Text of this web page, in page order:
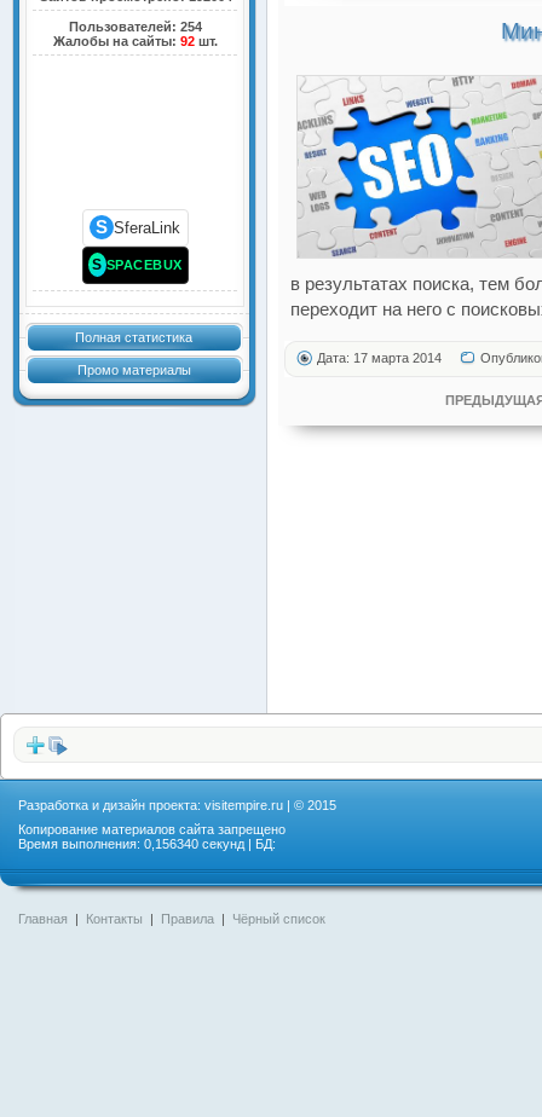
Пользователей: 254
Жалобы на сайты: 92шт.
S SferaLink
S SPACEBUX
Полная статистика
Промо материалы
в результатах поиска, тем
переходит на него с
Дата: 17 марта 2014
Разработка и дизайн проекта: visitempire.ru | © 2015
Копирование материалов сайта запрещено
Время выполнения: 0,156340 секунд | БД:
Главная | Контакты | Правила | Чёрный список